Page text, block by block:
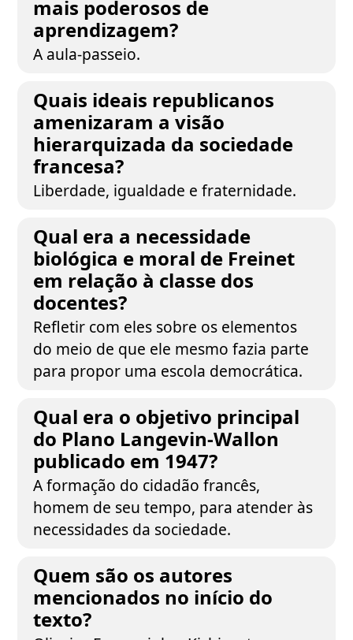
mais poderosos de
aprendizagem?
A aula-passeio.
Quais ideais republicanos
amenizaram a visão
hierarquizada da sociedade
francesa?
Liberdade, igualdade e fraternidade.
Qual era a necessidade
biológica e moral de Freinet
em relação à classe dos
docentes?
Refletir com eles sobre os elementos
do meio de que ele mesmo fazia parte
para propor uma escola democrática.
Qual era o objetivo principal
do Plano Langevin-Wallon
publicado em 1947?
A formação do cidadão francês,
homem de seu tempo, para atender às
necessidades da sociedade.
Quem são os autores
mencionados no início do
texto?